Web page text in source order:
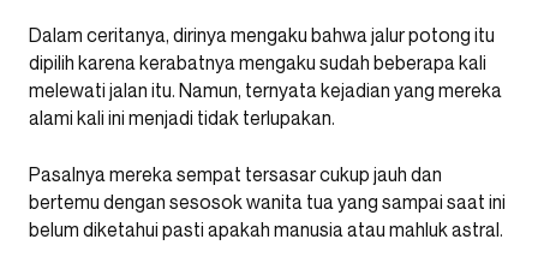
Dalam ceritanya, dirinya mengaku bahwa jalur potong itu
dipilih karena kerabatnya mengaku sudah beberapa kali
melewati jalan itu. Namun, ternyata kejadian yang mereka
alami kali ini menjadi tidak terlupakan.
Pasalnya mereka sempat tersasar cukup jauh dan
bertemu dengan sesosok wanita tua yang sampai saat ini
belum diketahui pasti apakah manusia atau mahluk astral.